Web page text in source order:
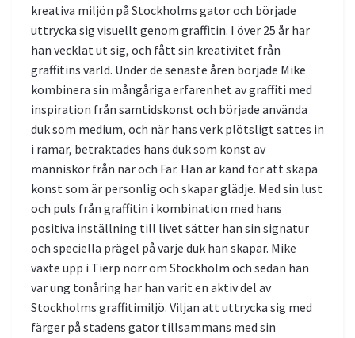
kreativa miljön på Stockholms gator och började
uttrycka sig visuellt genom graffitin. I över 25 år har
han vecklat ut sig, och fått sin kreativitet från
graffitins värld. Under de senaste åren började Mike
kombinera sin mångåriga erfarenhet av graffiti med
inspiration från samtidskonst och började använda
duk som medium, och när hans verk plötsligt sattes in
i ramar, betraktades hans duk som konst av
människor från när och Far. Han är känd för att skapa
konst som är personlig och skapar glädje. Med sin lust
och puls från graffitin i kombination med hans
positiva inställning till livet sätter han sin signatur
och speciella prägel på varje duk han skapar. Mike
växte upp i Tierp norr om Stockholm och sedan han
var ung tonåring har han varit en aktiv del av
Stockholms graffitimiljö. Viljan att uttrycka sig med
färger på stadens gator tillsammans med sin